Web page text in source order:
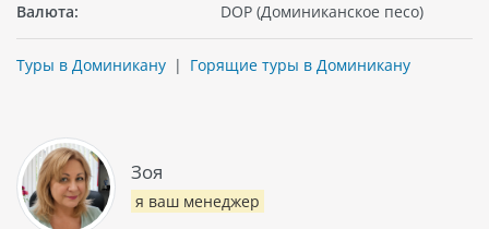
Валюта:
DOP (Доминиканское песо)
Туры в Доминикану | Горящие туры в Доминикану
Зоя
я ваш менеджер